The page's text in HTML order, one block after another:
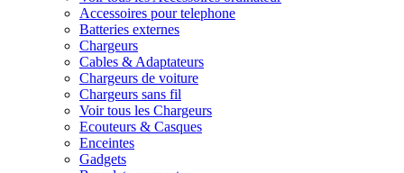
Accessoires pour telephone
Batteries externes
Chargeurs
Cables & Adaptateurs
Chargeurs de voiture
Chargeurs sans fil
Voir tous les Chargeurs
Ecouteurs & Casques
Enceintes
Gadgets